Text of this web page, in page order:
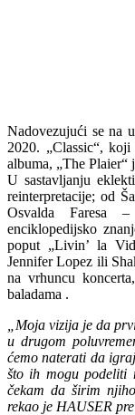
Nadovezujući se na
2020. „Classic“,
albuma, „The
U sastavljanju
reinterpretacije; od
Osvalda Faresa
enciklopedijsko
poput „Livin’ la
Jennifer Lopez ili
na vrhuncu
baladama .
„Moja vizija je da
u drugom
ćemo naterati da
što ih mogu podeliti
čekam da širim
rekao je HAUSER